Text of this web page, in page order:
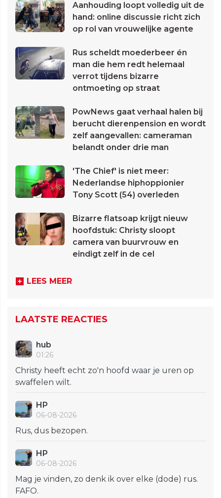
Aanhouding loopt volledig uit de
hand: online discussie richt zich
op rol van vrouwelijke agente
Rus scheldt moederbeer én
man die hem redt helemaal
verrot tijdens bizarre
ontmoeting op straat
PowNews gaat verhaal halen bij
berucht dierenpension en wordt
zelf aangevallen: cameraman
belandt onder drie man
'The Chief' is niet meer:
Nederlandse hiphoppionier
Tony Scott (54) overleden
Bizarre flatsoap krijgt nieuw
hoofdstuk: Christy sloopt
camera van buurvrouw en
eindigt zelf in de cel
LEES MEER
LAATSTE REACTIES
hub
01:26
Christy heeft echt zo'n hoofd waar je uren op
swaffelen wilt.
HP
06-08-2026
Rus, dus bezopen.
HP
06-08-2026
Mag je vinden, zo denk ik over elke (dode) rus.
FAFO.